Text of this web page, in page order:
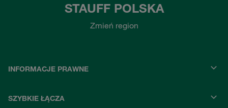
STAUFF POLSKA
Zmień region
INFORMACJE PRAWNE
SZYBKIE ŁĄCZA